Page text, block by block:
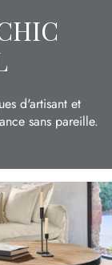
d'artisant et
sans pareille.